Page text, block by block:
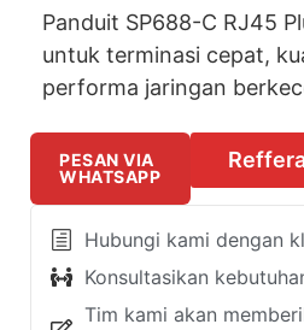
Panduit SP688-C RJ45
untuk terminasi cepat,
performa jaringan
PESAN VIA
WHATSAPP
Hubungi kami dengan
Konsultasikan
Tim kami akan